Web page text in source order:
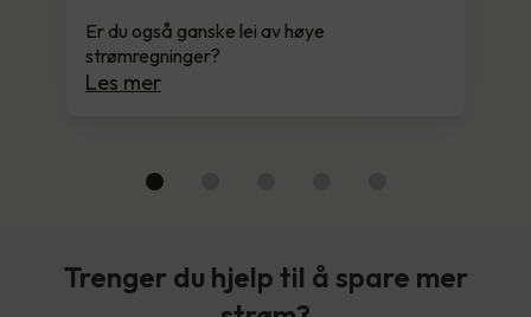
Er du også ganske lei av høye
strømregninger?
Les mer
Trenger du hjelp til å spare mer